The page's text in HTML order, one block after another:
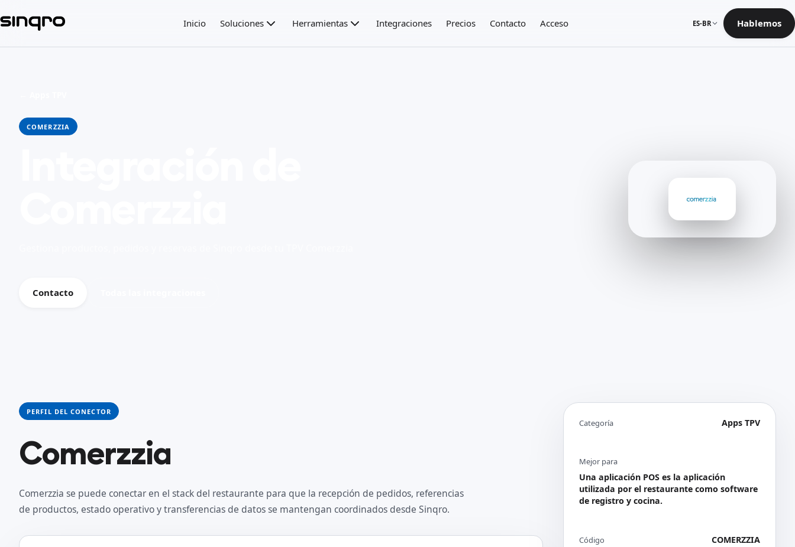
Inicio Soluciones Herramientas Integraciones Precios Contacto Acceso ES-BR Hablemos
COMERZZIA
Contacto
PERFIL DEL CONECTOR
Comerzzia
Comerzzia se puede conectar en el stack del restaurante para que la recepción de pedidos, referencias
de productos, estado operativo y transferencias de datos se mantengan coordinados desde Sinqro.
Categoría Apps TPV
Mejor para
Una aplicación POS es la aplicación
utilizada por el restaurante como software
de registro y cocina.
Código COMERZZIA